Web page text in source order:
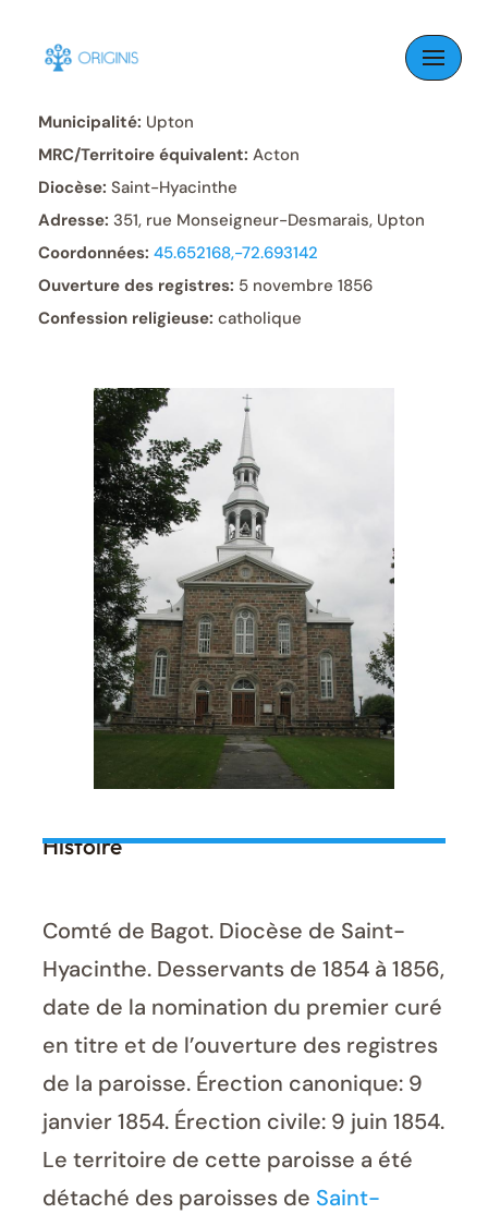
Skip
content
Municipalité: Upton
MRC/Territoire équivalent: Acton
Diocèse: Saint-Hyacinthe
Adresse: 351, rue Monseigneur-Desmarais, Upton
Coordonnées: 45.652168,-72.693142
Ouverture des registres: 5 novembre 1856
Confession religieuse: catholique
Histoire
Comté de Bagot. Diocèse de Saint-
Hyacinthe. Desservants de 1854 à 1856,
date de la nomination du premier curé
en titre et de l’ouverture des registres
de la paroisse. Érection canonique: 9
janvier 1854. Érection civile: 9 juin 1854.
Le territoire de cette paroisse a été
détaché des paroisses de Saint-